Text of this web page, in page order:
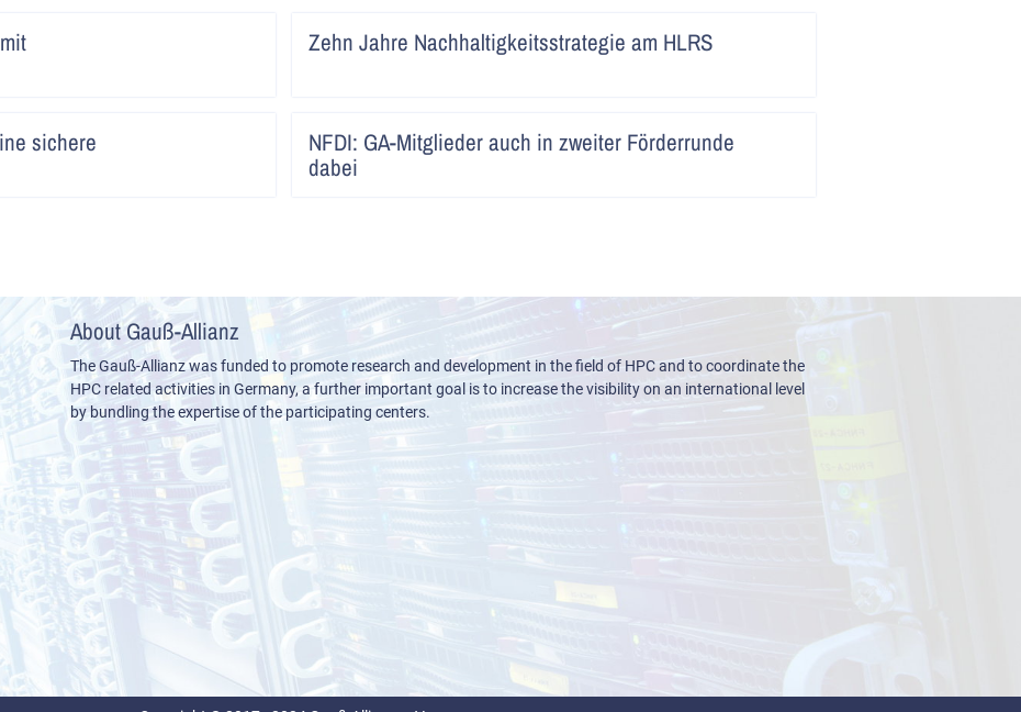
Zehn Jahre Nachhaltigkeitsstrategie am HLRS
sichere NFDI: GA-Mitglieder auch in zweiter Förderrunde
dabei
About Gauß-Allianz
The Gauß-Allianz was funded to promote research and development in the field of HPC and to coordinate the
HPC related activities in Germany, a further important goal is to increase the visibility on an international level
by bundling the expertise of the participating centers.